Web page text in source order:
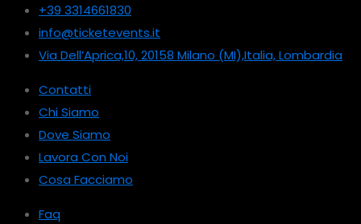
+39 3314661830
info@ticketevents.it
Via Dell’Aprica,10, 20158 Milano (MI),Italia, Lombardia
Contatti
Chi Siamo
Dove Siamo
Lavora Con Noi
Cosa Facciamo
Faq